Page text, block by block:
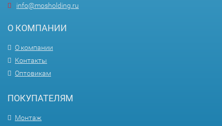
info@mosholding.ru
О КОМПАНИИ
О компании
Контакты
Оптовикам
ПОКУПАТЕЛЯМ
Монтаж